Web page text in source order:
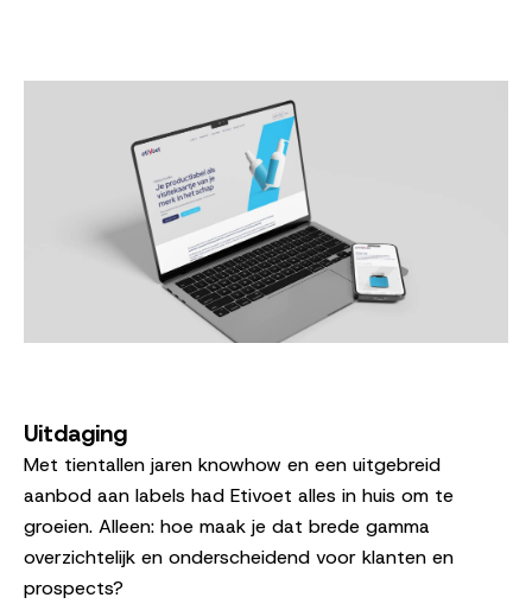
Uitdaging
Met tientallen jaren knowhow en een uitgebreid
aanbod aan labels had Etivoet alles in huis om te
groeien. Alleen: hoe maak je dat brede gamma
overzichtelijk en onderscheidend voor klanten en
prospects?